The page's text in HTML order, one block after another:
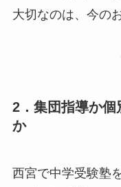
大切なのは、今の
2．集団指導か個
か
西宮で中学受験塾